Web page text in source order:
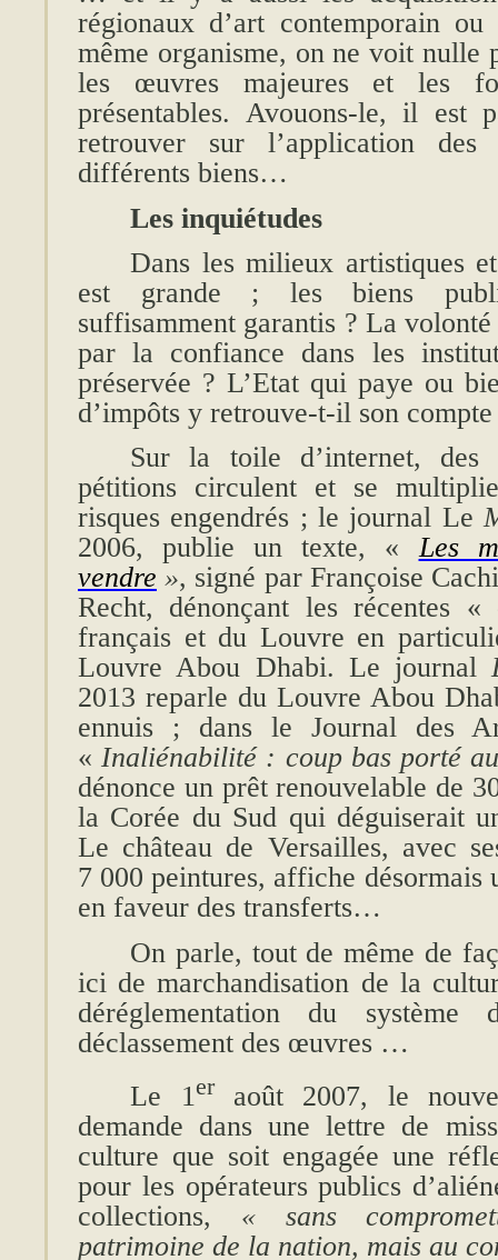
régionaux d’art contemporain
même organisme, on ne voit nulle
les œuvres majeures et les
présentables. Avouons-le, il est
retrouver sur l’application
différents biens…
Les inquiétudes
Dans les milieux artistiques
est grande ; les biens
suffisamment garantis ? La
par la confiance dans les
préservée ? L’Etat qui paye ou
d’impôts y retrouve-t-il son compte
Sur la toile d’internet, des
pétitions circulent et se
risques engendrés ; le journal Le
2006, publie un texte, «Les
vendre », signé par Françoise
Recht, dénonçant les récentes «
français et du Louvre en
Louvre Abou Dhabi. Le journal
2013 reparle du Louvre Abou
ennuis ; dans le Journal des
«Inaliénabilité : coup bas porté
dénonce un prêt renouvelable de
la Corée du Sud qui déguiserait
Le château de Versailles, avec
7 000 peintures, affiche
en faveur des transferts…
On parle, tout de même de
ici de marchandisation de la
déréglementation du système
déclassement des œuvres …
Le 1 eraoût 2007, le
demande dans une lettre de
culture que soit engagée une
pour les opérateurs publics
collections, « sans
patrimoine de la nation, mais au